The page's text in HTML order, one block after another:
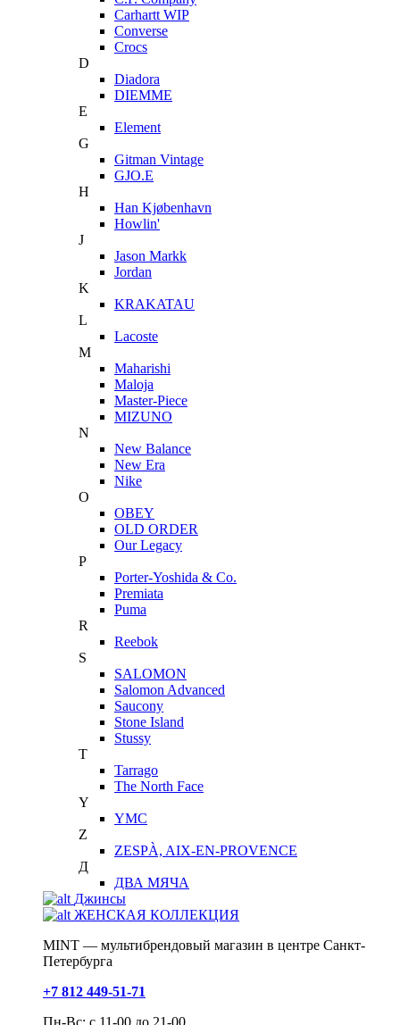
Carhartt WIP
Converse
Crocs
D
Diadora
DIEMME
E
Element
G
Gitman Vintage
GJO.E
H
Han Kjøbenhavn
Howlin'
J
Jason Markk
Jordan
K
KRAKATAU
L
Lacoste
M
Maharishi
Maloja
Master-Piece
MIZUNO
N
New Balance
New Era
Nike
O
OBEY
OLD ORDER
Our Legacy
P
Porter-Yoshida & Co.
Premiata
Puma
R
Reebok
S
SALOMON
Salomon Advanced
Saucony
Stone Island
Stussy
T
Tarrago
The North Face
Y
YMC
Z
ZESPÀ, AIX-EN-PROVENCE
Д
ДВА МЯЧА
Джинсы
ЖЕНСКАЯ КОЛЛЕКЦИЯ
MINT — мультибрендовый магазин в центре Санкт-
Петербурга
+7 812 449-51-71
Пн-Вс: с 11-00 до 21-00